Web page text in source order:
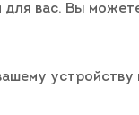
вас. Вы
устройству